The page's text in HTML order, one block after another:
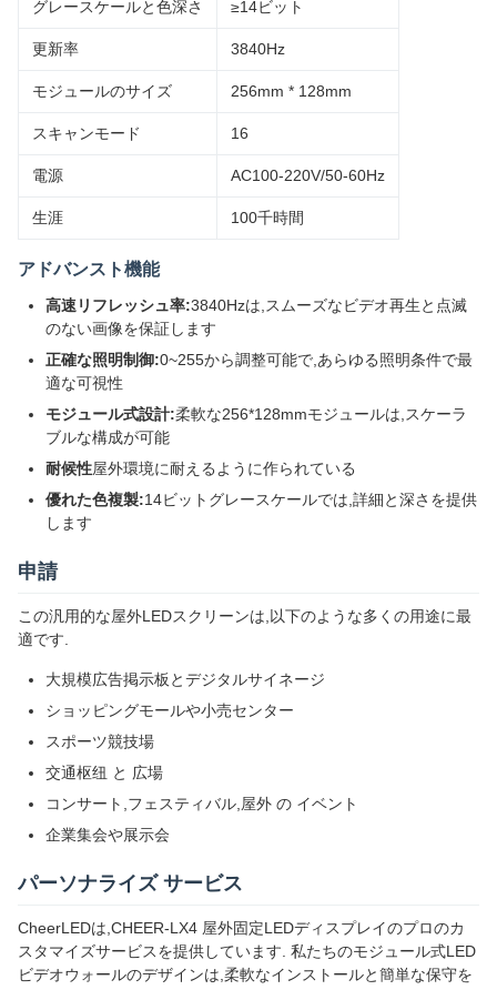
グレースケールと色深さ ≥14ビット
更新率 3840Hz
モジュールのサイズ 256mm * 128mm
スキャンモード 16
電源 AC100-220V/50-60Hz
生涯 100千時間
アドバンスト機能
高速リフレッシュ率:3840Hzは,スムーズなビデオ再生と点滅
のない画像を保証します
正確な照明制御:0~255から調整可能で,あらゆる照明条件で最
適な可視性
モジュール式設計:柔軟な256*128mmモジュールは,スケーラ
ブルな構成が可能
耐候性屋外環境に耐えるように作られている
優れた色複製:14ビットグレースケールでは,詳細と深さを提供
します
申請
この汎用的な屋外LEDスクリーンは,以下のような多くの用途に最
適です.
大規模広告掲示板とデジタルサイネージ
ショッピングモールや小売センター
スポーツ競技場
交通枢纽 と 広場
コンサート,フェスティバル,屋外 の イベント
企業集会や展示会
パーソナライズ サービス
CheerLEDは,CHEER-LX4 屋外固定LEDディスプレイのプロのカ
スタマイズサービスを提供しています. 私たちのモジュール式LED
ビデオウォールのデザインは,柔軟なインストールと簡単な保守を